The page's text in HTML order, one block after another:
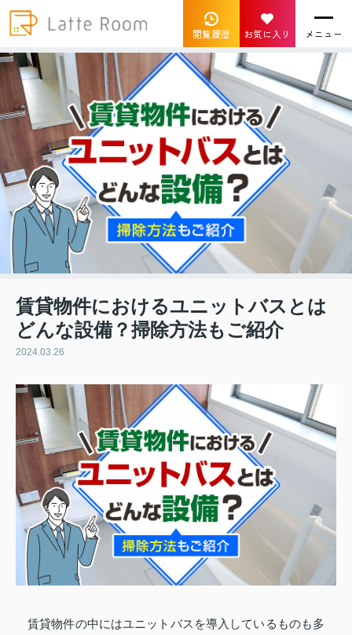
閲覧履歴 お気に入り メニュー
賃貸物件におけるユニットバスとは
どんな設備？掃除方法もご紹介
2024.03.26
賃貸物件の中にはユニットバスを導入しているものも多